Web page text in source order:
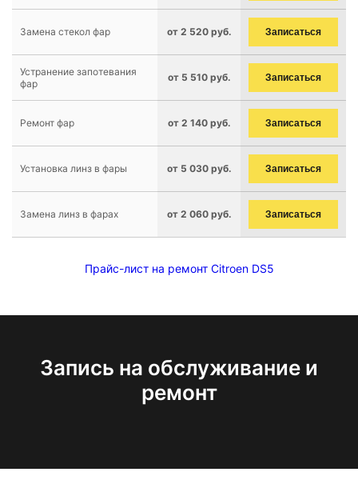
Замена стекол фар от 2 520 руб. Записаться
Устранение запотевания
фар
от 5 510 руб. Записаться
Ремонт фар от 2 140 руб. Записаться
Установка линз в фары от 5 030 руб. Записаться
Замена линз в фарах от 2 060 руб. Записаться
Прайс-лист на ремонт Citroen DS5
Запись на обслуживание и
ремонт